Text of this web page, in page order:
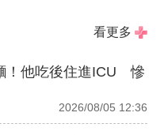
看更多
！他吃後住進ICU 慘
2026/08/05 12:36